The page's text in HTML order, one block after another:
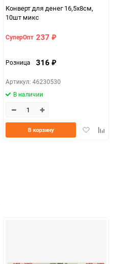
Конверт для денег 16,5x8см,
10шт микс
СуперОпт 237 ₽
Розница 316 ₽
Артикул: 46230530
В наличии
Добавить
В корзину